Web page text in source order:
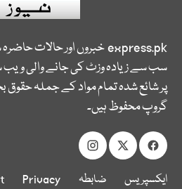
express.pkخبروں اور حالات
سب سے زیادہ وزٹ کی جانے والی
پر شائع شدہ تمام مواد کے جملہ حقوق
گروپ محفوظ ہیں۔
ایکسپریس ضابطہ Privacy